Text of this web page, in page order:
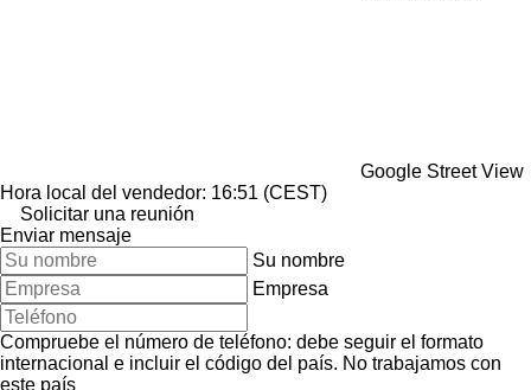
Google Street View
Hora local del vendedor: 16:51 (CEST)
Solicitar una reunión
Enviar mensaje
Su nombre
Empresa
Compruebe el número de teléfono: debe seguir el formato
internacional e incluir el código del país. No trabajamos con
este país